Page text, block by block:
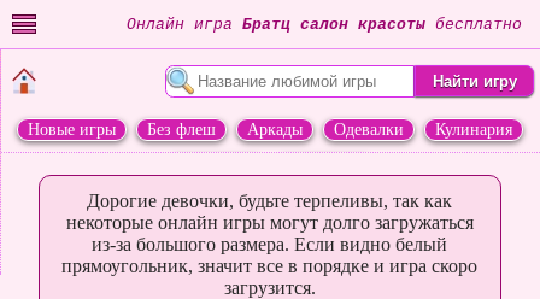
Онлайн игра Братц салон красоты бесплатно
Новые игры Без флеш Аркады Одевалки
Кулинария
Дорогие девочки, будьте терпеливы, так как
некоторые онлайн игры могут долго загружаться
из-за большого размера. Если видно белый
прямоугольник, значит все в порядке и игра скоро
загрузится.